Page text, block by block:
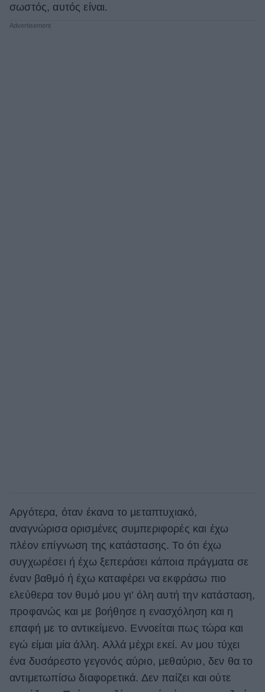
σωστός, αυτός είναι.
Αργότερα, όταν έκανα το μεταπτυχιακό,
αναγνώρισα ορισμένες συμπεριφορές και έχω
πλέον επίγνωση της κατάστασης. Το ότι έχω
συγχωρέσει ή έχω ξεπεράσει κάποια πράγματα σε
έναν βαθμό ή έχω καταφέρει να εκφράσω πιο
ελεύθερα τον θυμό μου γι’ όλη αυτή την κατάσταση,
προφανώς και με βοήθησε η ενασχόληση και η
επαφή με το αντικείμενο. Εννοείται πως τώρα και
εγώ είμαι μία άλλη. Αλλά μέχρι εκεί. Αν μου τύχει
ένα δυσάρεστο γεγονός αύριο, μεθαύριο, δεν θα το
αντιμετωπίσω διαφορετικά. Δεν παίζει και ούτε